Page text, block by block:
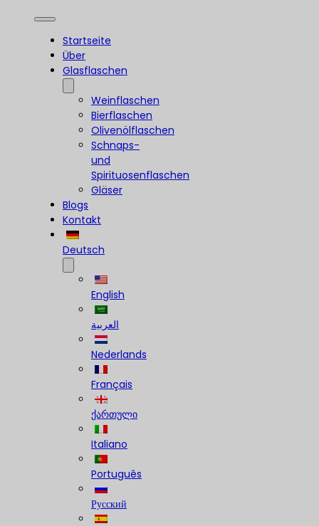
Startseite
Über
Glasflaschen
Weinflaschen
Bierflaschen
Olivenölflaschen
Schnaps-
und
Spirituosenflaschen
Gläser
Blogs
Kontakt
Deutsch
English
العربية
Nederlands
Français
ქართული
Italiano
Português
Русский